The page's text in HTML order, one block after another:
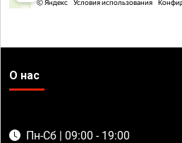
О нас
Пн-Сб | 09:00 - 19:00